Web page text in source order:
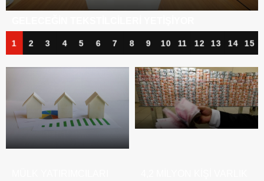
BANKA KÂRLARI ZIRVEDE, KREDI BORÇLARI
1 2 3 4 5 6 7 8 9 10 11 12 13 14 15